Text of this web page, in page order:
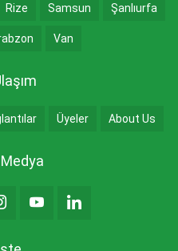
Rize Samsun Şanlıurfa
Van
Üyeler About Us